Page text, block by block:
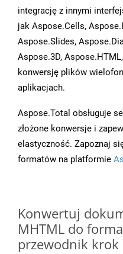
integrację z innymi
jak Aspose.Cells,
Aspose.Slides,
Aspose.3D,
konwersję plików
aplikacjach.
Aspose.Total obsługuje
złożone konwersje i
elastyczność. Zapoznaj
formatów na platformie
Konwertuj
MHTML do
przewodnik